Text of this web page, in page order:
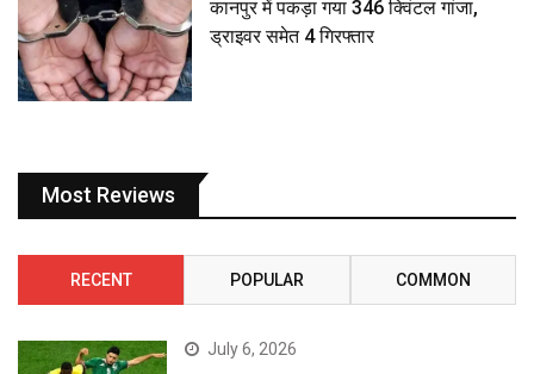
कानपुर में पकड़ा गया 346 क्विंटल गांजा,
ड्राइवर समेत 4 गिरफ्तार
Most Reviews
RECENT POPULAR COMMON
July 6, 2026